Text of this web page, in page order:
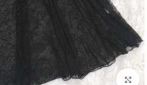
ALT+0
Click to enlarge